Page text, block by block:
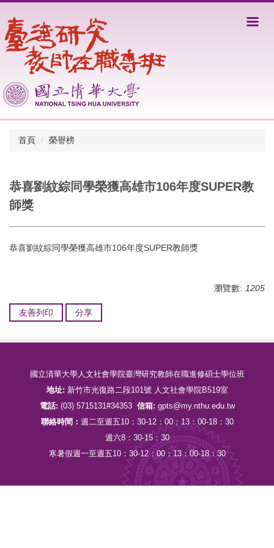
到
主
要
區
首頁 榮譽榜
恭喜劉紋綜同學榮獲高雄市106年度SUPER教
師獎
恭喜劉紋綜同學榮獲高雄市106年度SUPER教師獎
瀏覽數: 1205
友善列印 分享
國立清華大學人文社會學院臺灣研究教師在職進修碩士學位班
地址: 新竹市光復路二段101號 人文社會學院B519室
電話: (03) 5715131#34353 信箱: gpts@my.nthu.edu.tw
聯絡時間： 週二至週五10：30-12：00；13：00-18：30
週六8：30-15：30
寒暑假週一至週五10：30-12：00；13：00-18：30